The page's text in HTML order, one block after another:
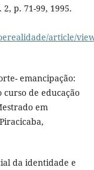
p. 71-99, 1995.
article/
emancipação:
curso de educação
em
da identidade e